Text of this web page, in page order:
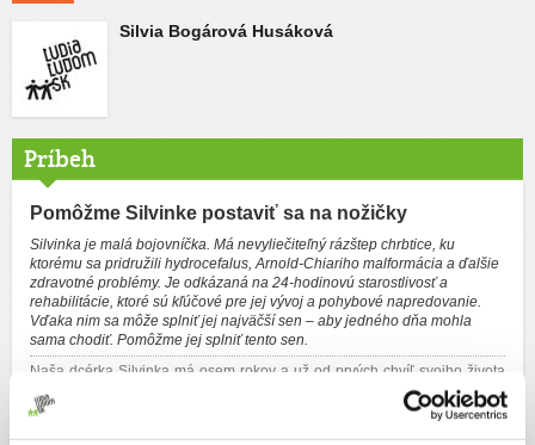
Silvia Bogárová Husáková
Príbeh
Pomôžme Silvinke postaviť sa na nožičky
Silvinka je malá bojovníčka. Má nevyliečiteľný rázštep chrbtice, ku
ktorému sa pridružili hydrocefalus, Arnold-Chiariho malformácia a ďalšie
zdravotné problémy. Je odkázaná na 24-hodinovú starostlivosť a
rehabilitácie, ktoré sú kľúčové pre jej vývoj a pohybové napredovanie.
Vďaka nim sa môže splniť jej najväčší sen – aby jedného dňa mohla
sama chodiť. Pomôžme jej splniť tento sen.
Naša dcérka Silvinka má osem rokov a už od prvých chvíľ svojho života
bojuje s veľmi ťažkým osudom. Narodila sa s nevyliečiteľným ochorením
– rázštepom chrbtice, ku ktorému sa pridružili aj ďalšie vážne diagnózy:
hydrocefalus, Arnold-Chiariho malformácia a chronické ochorenie
obličiek.